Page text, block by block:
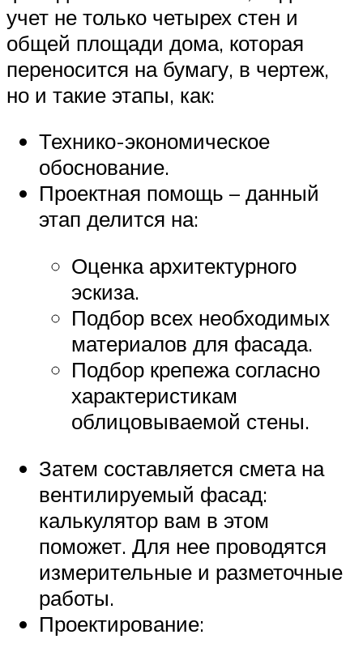
учет не только четырех стен и
общей площади дома, которая
переносится на бумагу, в чертеж,
но и такие этапы, как:
Технико-экономическое
обоснование.
Проектная помощь – данный
этап делится на:
Оценка архитектурного
эскиза.
Подбор всех необходимых
материалов для фасада.
Подбор крепежа согласно
характеристикам
облицовываемой стены.
Затем составляется смета на
вентилируемый фасад:
калькулятор вам в этом
поможет. Для нее проводятся
измерительные и разметочные
работы.
Проектирование: